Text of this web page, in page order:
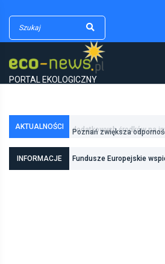
PORTAL EKOLOGICZNY
AKTUALNOŚCI Poznań zwiększa
INFORMACJE
Fundusze Europejskie